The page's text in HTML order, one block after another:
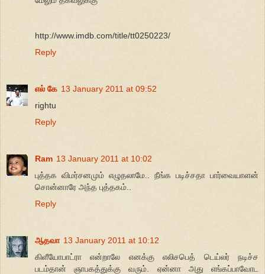
http://www.imdb.com/title/tt0250223/
Reply
எல் கே 13 January 2011 at 09:52
rightu
Reply
Ram 13 January 2011 at 10:02
புத்தக விமர்சனமும் எழுதலாமே.. நீங்க படிச்சதா பார்வையாளன்
சொன்னாரே அந்த புத்தகம்..
Reply
ஆதவா 13 January 2011 at 10:12
கிளீயோபாட்ரா என்றாலே எனக்கு எலிசபெத் டெய்லர் நடிச்ச
படம்தான் ஞாபகத்துக்கு வரும். ஏன்னா அது எங்கப்பாவோட